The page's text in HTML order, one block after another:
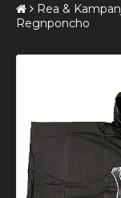
Rea &
Regnponcho